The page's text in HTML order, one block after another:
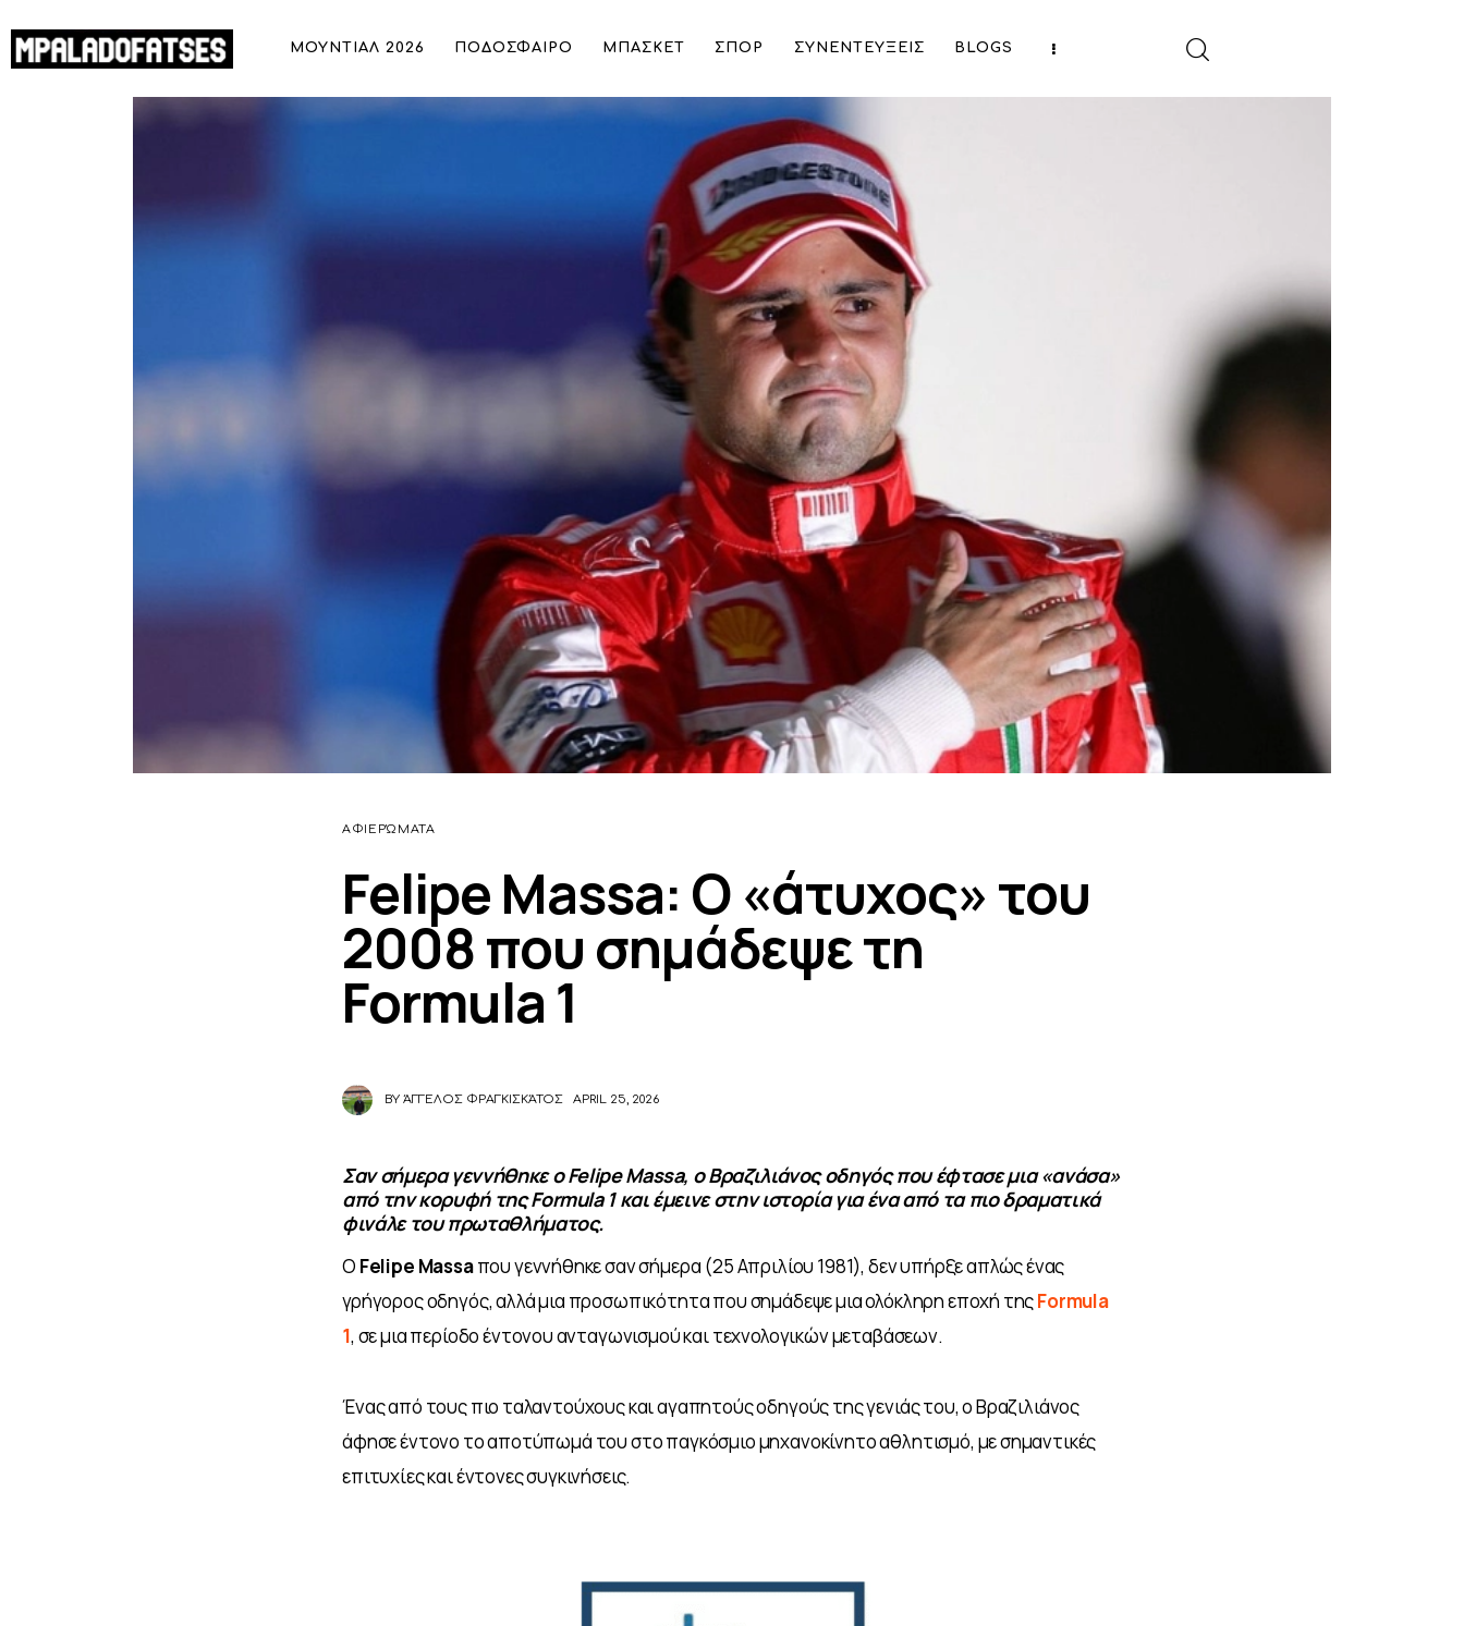
ΜΟΥΝΤΙΑΛ 2026 ΠΟΔΟΣΦΑΙΡΟ ΜΠΑΣΚΕΤ ΣΠΟΡ ΣΥΝΕΝΤΕΥΞΕΙΣ BLOGS
Felipe Massa: Ο «άτυχος» του 2008 που σημάδεψε τη Formula 1
ΜΟΥΝΤΙΑΛ 2026
ΑΦΙΕΡΏΜΑΤΑ
Felipe Massa: Ο «άτυχος» του
2008 που σημάδεψε τη
Formula 1
BY ΆΓΓΕΛΟΣ ΦΡΑΓΚΙΣΚΆΤΟΣ APRIL 25, 2026
Σαν σήμερα γεννήθηκε ο Felipe Massa, ο Βραζιλιάνος οδηγός που έφτασε μια «ανάσα»
από την κορυφή της Formula 1 και έμεινε στην ιστορία για ένα από τα πιο δραματικά
φινάλε του πρωταθλήματος.
Ο Felipe Massa που γεννήθηκε σαν σήμερα (25 Απριλίου 1981), δεν υπήρξε απλώς ένας
γρήγορος οδηγός, αλλά μια προσωπικότητα που σημάδεψε μια ολόκληρη εποχή της Formula
1, σε μια περίοδο έντονου ανταγωνισμού και τεχνολογικών μεταβάσεων.
Ένας από τους πιο ταλαντούχους και αγαπητούς οδηγούς της γενιάς του, ο Βραζιλιάνος
άφησε έντονο το αποτύπωμά του στο παγκόσμιο μηχανοκίνητο αθλητισμό, με σημαντικές
επιτυχίες και έντονες συγκινήσεις.